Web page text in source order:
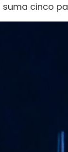
suma cinco